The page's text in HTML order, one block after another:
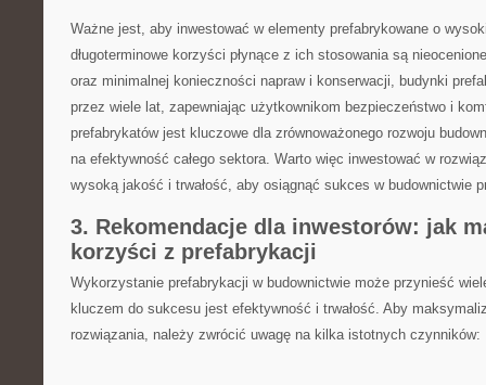
Ważne⁢ jest, aby ⁢inwestować w elementy⁣ prefabrykowane o
długoterminowe korzyści ⁢płynące z ich stosowania są
oraz minimalnej konieczności ‍napraw⁢ i konserwacji, budynki
przez wiele lat,⁤ zapewniając użytkownikom bezpieczeństwo ⁣i
prefabrykatów jest kluczowe​ dla zrównoważonego rozwoju
na efektywność całego sektora. Warto więc inwestować⁣ w
wysoką ‍jakość i ⁣trwałość,​ aby osiągnąć sukces w budownictwie‌
3. Rekomendacje dla inwestorów: jak
korzyści z prefabrykacji
Wykorzystanie prefabrykacji ‌w budownictwie może przynieść
kluczem‌ do sukcesu jest efektywność i trwałość. Aby
rozwiązania,​ należy zwrócić uwagę na kilka istotnych czynników: